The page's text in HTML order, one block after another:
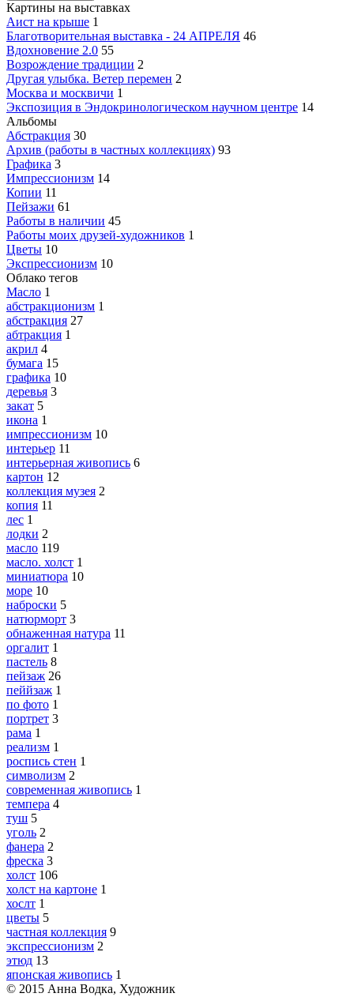
Картины на выставках
Аист на крыше 1
Благотворительная выставка - 24 АПРЕЛЯ 46
Вдохновение 2.0 55
Возрождение традиции 2
Другая улыбка. Ветер перемен 2
Москва и москвичи 1
Экспозиция в Эндокринологическом научном центре 14
Альбомы
Абстракция 30
Архив (работы в частных коллекциях) 93
Графика 3
Импрессионизм 14
Копии 11
Пейзажи 61
Работы в наличии 45
Работы моих друзей-художников 1
Цветы 10
Экспрессионизм 10
Облако тегов
Масло 1
абстракционизм 1
абстракция 27
абтракция 1
акрил 4
бумага 15
графика 10
деревья 3
закат 5
икона 1
импрессионизм 10
интерьер 11
интерьерная живопись 6
картон 12
коллекция музея 2
копия 11
лес 1
лодки 2
масло 119
масло. холст 1
миниатюра 10
море 10
наброски 5
натюрморт 3
обнаженная натура 11
оргалит 1
пастель 8
пейзаж 26
пеййзаж 1
по фото 1
портрет 3
рама 1
реализм 1
роспись стен 1
символизм 2
современная живопись 1
темпера 4
туш 5
уголь 2
фанера 2
фреска 3
холст 106
холст на картоне 1
хослт 1
цветы 5
частная коллекция 9
экспрессионизм 2
этюд 13
японская живопись 1
© 2015 Анна Водка, Художник